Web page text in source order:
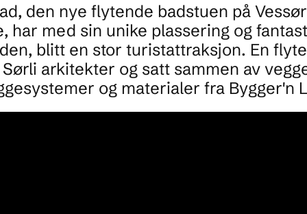
den nye flytende badstuen på
har med sin unike plassering og
blitt en stor turistattraksjon. En
arkitekter og satt sammen av
og materialer fra Bygger'n